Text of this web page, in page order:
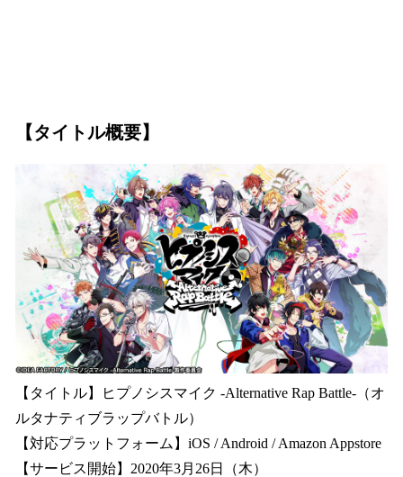
【タイトル概要】
【タイトル】ヒプノシスマイク -Alternative Rap Battle-（オ
ルタナティブラップバトル）
【対応プラットフォーム】iOS / Android / Amazon Appstore
【サービス開始】2020年3月26日（木）